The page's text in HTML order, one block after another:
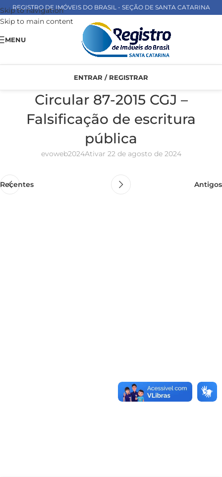
Skip to navigation
Skip to main content
REGISTRO DE IMÓVEIS DO BRASIL - SEÇÃO DE SANTA CATARINA
MENU
ENTRAR / REGISTRAR
Circular 87-2015 CGJ –
Falsificação de escritura
pública
evoweb2024Ativar 22 de agosto de 2024
Recentes Antigos